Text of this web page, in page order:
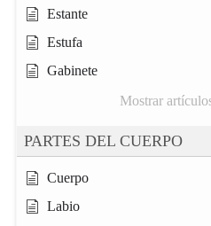
Estante
Estufa
Gabinete
Mostrar
PARTES DEL CUERPO
Cuerpo
Labio